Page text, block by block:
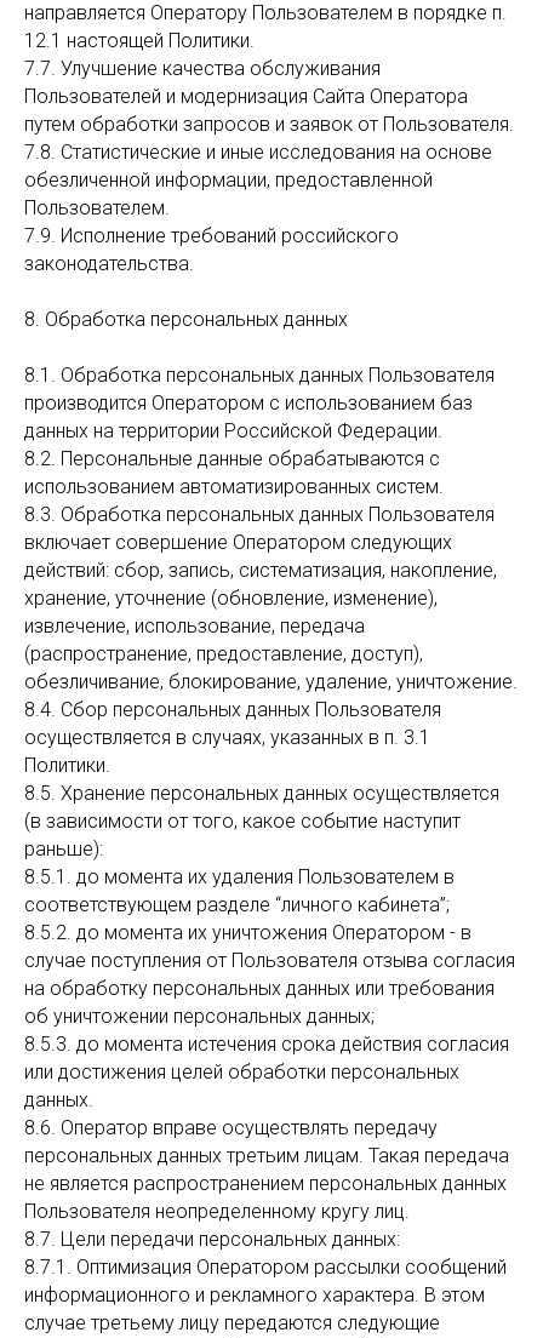
направляется Оператору Пользователем в порядке п.
12.1 настоящей Политики.
7.7. Улучшение качества обслуживания
Пользователей и модернизация Сайта Оператора
путем обработки запросов и заявок от Пользователя.
7.8. Статистические и иные исследования на основе
обезличенной информации, предоставленной
Пользователем.
7.9. Исполнение требований российского
законодательства.
8. Обработка персональных данных
8.1. Обработка персональных данных Пользователя
производится Оператором с использованием баз
данных на территории Российской Федерации.
8.2. Персональные данные обрабатываются с
использованием автоматизированных систем.
8.3. Обработка персональных данных Пользователя
включает совершение Оператором следующих
действий: сбор, запись, систематизация, накопление,
хранение, уточнение (обновление, изменение),
извлечение, использование, передача
(распространение, предоставление, доступ),
обезличивание, блокирование, удаление, уничтожение.
8.4. Сбор персональных данных Пользователя
осуществляется в случаях, указанных в п. 3.1
Политики.
8.5. Хранение персональных данных осуществляется
(в зависимости от того, какое событие наступит
раньше):
8.5.1. до момента их удаления Пользователем в
соответствующем разделе “личного кабинета”;
8.5.2. до момента их уничтожения Оператором - в
случае поступления от Пользователя отзыва согласия
на обработку персональных данных или требования
об уничтожении персональных данных;
8.5.3. до момента истечения срока действия согласия
или достижения целей обработки персональных
данных.
8.6. Оператор вправе осуществлять передачу
персональных данных третьим лицам. Такая передача
не является распространением персональных данных
Пользователя неопределенному кругу лиц.
8.7. Цели передачи персональных данных:
8.7.1. Оптимизация Оператором рассылки сообщений
информационного и рекламного характера. В этом
случае третьему лицу передаются следующие